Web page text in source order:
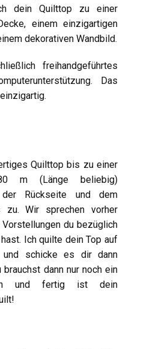
dein Quilttop zu einer
einem einzigartigen
dekorativen Wandbild.
freihandgeführtes
Das
Quilttop bis zu einer
m (Länge beliebig)
Rückseite und dem
zu. Wir sprechen vorher
du bezüglich
Ich quilte dein Top auf
und schicke es dir dann
dann nur noch ein
und fertig ist dein